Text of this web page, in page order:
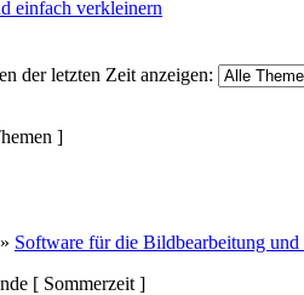
einfach verkleinern
der letzten Zeit anzeigen:
]
» Software für die Bildbearbeitung
[ Sommerzeit ]